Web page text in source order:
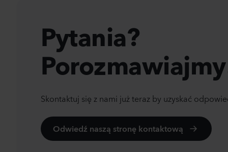
Pytania?
Skontaktuj się z nami już teraz by uzyskać
Odwiedź naszą stronę kontaktową